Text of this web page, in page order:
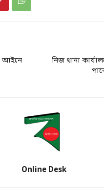
আইনে
নিজ থানা
Online Desk